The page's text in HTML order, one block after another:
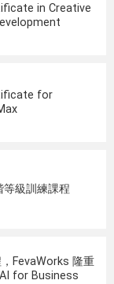
in Creative
for
級訓練課程
FevaWorks 隆重
for Business